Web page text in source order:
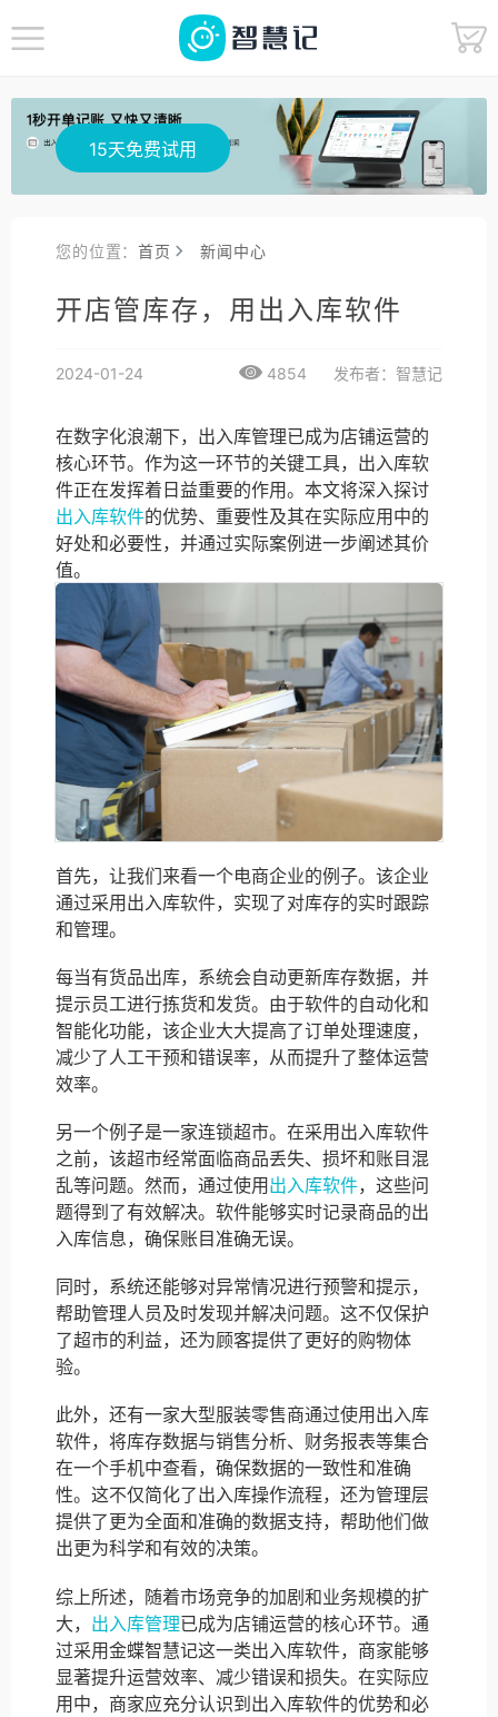
15天免费试用
您的位置：首页 新闻中心
开店管库存，用出入库软件
2024-01-24 4854 发布者：智慧记
在数字化浪潮下，出入库管理已成为店铺运营的
核心环节。作为这一环节的关键工具，出入库软
件正在发挥着日益重要的作用。本文将深入探讨
出入库软件的优势、重要性及其在实际应用中的
好处和必要性，并通过实际案例进一步阐述其价
值。
首先，让我们来看一个电商企业的例子。该企业
通过采用出入库软件，实现了对库存的实时跟踪
和管理。
每当有货品出库，系统会自动更新库存数据，并
提示员工进行拣货和发货。由于软件的自动化和
智能化功能，该企业大大提高了订单处理速度，
减少了人工干预和错误率，从而提升了整体运营
效率。
另一个例子是一家连锁超市。在采用出入库软件
之前，该超市经常面临商品丢失、损坏和账目混
乱等问题。然而，通过使用 出入库软件，这些问
题得到了有效解决。软件能够实时记录商品的出
入库信息，确保账目准确无误。
同时，系统还能够对异常情况进行预警和提示，
帮助管理人员及时发现并解决问题。这不仅保护
了超市的利益，还为顾客提供了更好的购物体
验。
此外，还有一家大型服装零售商通过使用出入库
软件，将库存数据与销售分析、财务报表等集合
在一个手机中查看，确保数据的一致性和准确
性。这不仅简化了出入库操作流程，还为管理层
提供了更为全面和准确的数据支持，帮助他们做
出更为科学和有效的决策。
综上所述，随着市场竞争的加剧和业务规模的扩
大， 出入库管理已成为店铺运营的核心环节。通
过采用金蝶智慧记这一类出入库软件，商家能够
显著提升运营效率、减少错误和损失。在实际应
用中，商家应充分认识到出入库软件的优势和必